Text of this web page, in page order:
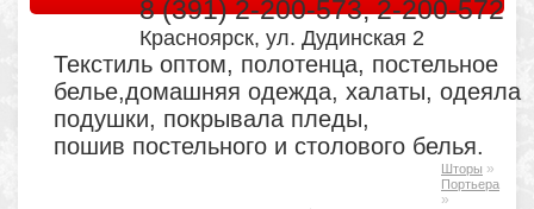
8 (391) 2-200-573, 2-200-572
Красноярск, ул. Дудинская 2
Текстиль оптом, полотенца, постельное
белье,домашняя одежда, халаты, одеяла
подушки, покрывала пледы,
пошив постельного и столового белья.
Шторы »
Портьера
»